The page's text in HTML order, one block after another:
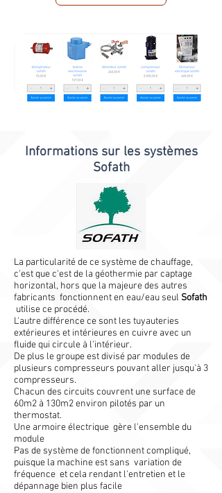
Informations sur les systèmes
Sofath
La particularité de ce système de chauffage,
c'est que c'est de la géothermie par captage
horizontal, hors que la majeure des autres
fabricants fonctionnent en eau/eau seul Sofath
utilise ce procédé.
L'autre différence ce sont les tuyauteries
extérieures et intérieures en cuivre avec un
fluide qui circule à l'intérieur.
De plus le groupe est divisé par modules de
plusieurs compresseurs pouvant aller jusqu'à 3
compresseurs.
Chacun des circuits couvrent une surface de
60m2 à 130m2 environ pilotés par un
thermostat.
Une armoire électrique gère l'ensemble du
module
Pas de système de fonctionnent compliqué,
puisque la machine est sans variation de
fréquence et cela rendant l'entretien et le
dépannage bien plus facile